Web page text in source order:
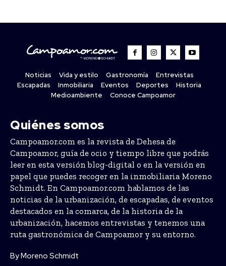
Noticias Vida y estilo Gastronomía
Entrevistas
Escapadas
Inmobiliaria Eventos Deportes
Historia
Medioambiente
Conoce Campoamor
Quiénes somos
Campoamor.com es la revista de Dehesa de
Campoamor, guía de ocio y tiempo libre que podrás
leer en esta versión blog-digital o en la versión en
papel que puedes recoger en la inmobiliaria Moreno
Schmidt. En Campoamor.com hablamos de las
noticias de la urbanización, de escapadas, de eventos
destacados en la comarca, de la historia de la
urbanización, hacemos entrevistas y tenemos una
ruta gastronómica de Campoamor y su entorno.
By Moreno Schmidt